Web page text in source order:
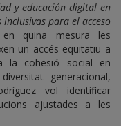
y educación digital en
para el acceso
quina mesura les
un accés equitatiu a
la cohesió social en
generacional,
vol identificar
ajustades a les